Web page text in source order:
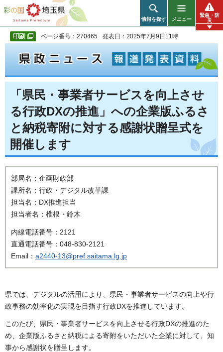
彩の国 埼玉県
情報を探す メニュー
緊急・防
災
ページ番号：270465 発表日：2025年7月9日11時
「県民・事業者サービスを向上させ
る行政DXの推進」への企業版ふるさ
と納税寄附に対する感謝状贈呈式を
開催します
部局名：企画財政部
課所名：行政・デジタル改革課
担当名：DX推進担当
担当者名：椎根・鈴木
内線電話番号：2121
直通電話番号：048-830-2121
Email： a2440-13@pref.saitama.lg.jp
県では、デジタルの活用により、県民・事業者サービスの向上や行
政事務の効率化の実現を目指す行政DXを推進しています。
このたび、県民・事業者サービスを向上させる行政DXの推進のた
め、企業版ふるさと納税による寄附をいただいた企業に対して、知
事から感謝状を贈呈します。